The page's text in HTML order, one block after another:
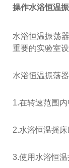
操作水浴恒温
水浴恒温振荡
重要的实验室设
水浴恒温振荡
1.在转速范围
2.水浴恒温摇
3.使用水浴恒